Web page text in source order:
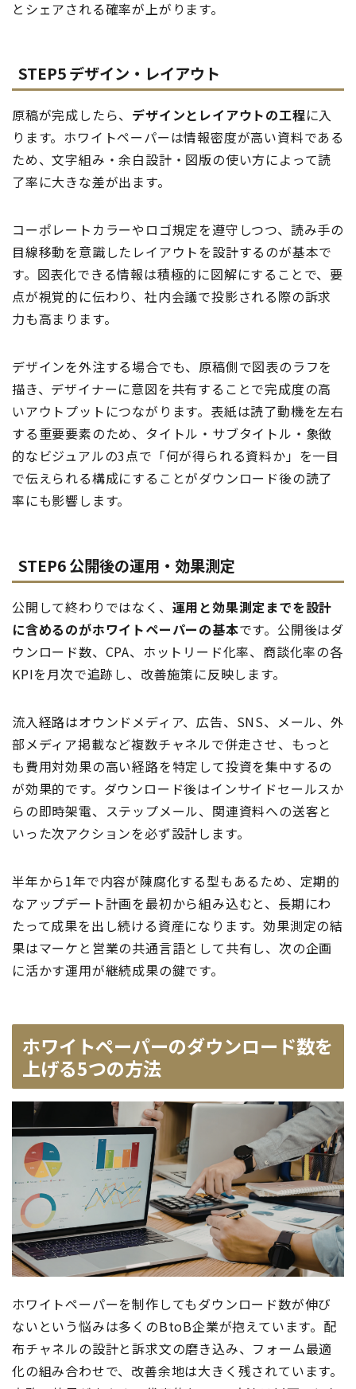
とシェアされる確率が上がります。
STEP5 デザイン・レイアウト
原稿が完成したら、 デザインとレイアウトの工程に入
ります。ホワイトペーパーは情報密度が高い資料である
ため、文字組み・余白設計・図版の使い方によって読
了率に大きな差が出ます。
コーポレートカラーやロゴ規定を遵守しつつ、読み手の
目線移動を意識したレイアウトを設計するのが基本で
す。図表化できる情報は積極的に図解にすることで、要
点が視覚的に伝わり、社内会議で投影される際の訴求
力も高まります。
デザインを外注する場合でも、原稿側で図表のラフを
描き、デザイナーに意図を共有することで完成度の高
いアウトプットにつながります。表紙は読了動機を左右
する重要要素のため、タイトル・サブタイトル・象徴
的なビジュアルの3点で「何が得られる資料か」を一目
で伝えられる構成にすることがダウンロード後の読了
率にも影響します。
STEP6 公開後の運用・効果測定
公開して終わりではなく、 運用と効果測定までを設計
に含めるのがホワイトペーパーの基本です。公開後はダ
ウンロード数、CPA、ホットリード化率、商談化率の各
KPIを月次で追跡し、改善施策に反映します。
流入経路はオウンドメディア、広告、SNS、メール、外
部メディア掲載など複数チャネルで併走させ、もっと
も費用対効果の高い経路を特定して投資を集中するの
が効果的です。ダウンロード後はインサイドセールスか
らの即時架電、ステップメール、関連資料への送客と
いった次アクションを必ず設計します。
半年から1年で内容が陳腐化する型もあるため、定期的
なアップデート計画を最初から組み込むと、長期にわ
たって成果を出し続ける資産になります。効果測定の結
果はマーケと営業の共通言語として共有し、次の企画
に活かす運用が継続成果の鍵です。
ホワイトペーパーのダウンロード数を
上げる5つの方法
ホワイトペーパーを制作してもダウンロード数が伸び
ないという悩みは多くのBtoB企業が抱えています。配
布チャネルの設計と訴求文の磨き込み、フォーム最適
化の組み合わせで、改善余地は大きく残されています。